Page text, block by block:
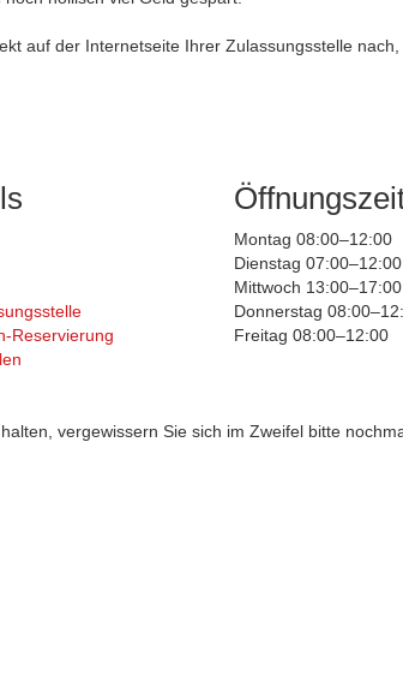
auf der Internetseite Ihrer Zulassungsstelle
Reservierung
Montag 08:00–12:00
Dienstag 07:00–12:00
Mittwoch 13:00–17:00
Donnerstag
Freitag 08:00–12:00
vergewissern Sie sich im Zweifel bitte